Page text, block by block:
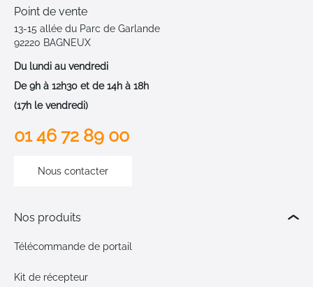
Point de vente
13-15 allée du Parc de Garlande
92220 BAGNEUX
Du lundi au vendredi
De 9h à 12h30 et de 14h à 18h
(17h le vendredi)
01 46 72 89 00
Nous contacter
Nos produits
Télécommande de portail
Kit de récepteur